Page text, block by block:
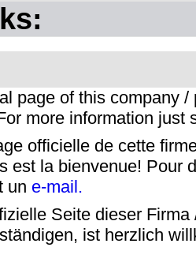
page of this company
more information just
officielle de cette
est la bienvenue! Pour
un e-mail.
Seite dieser
ist herzlich